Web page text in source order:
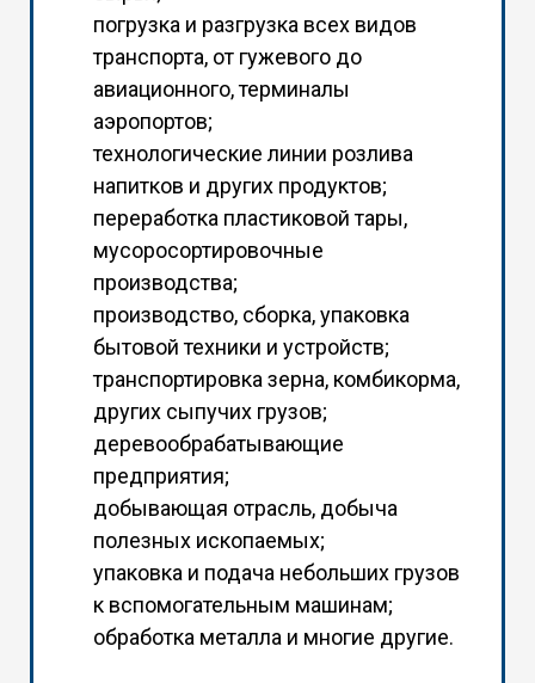
погрузка и разгрузка всех видов
транспорта, от гужевого до
авиационного, терминалы
аэропортов;
технологические линии розлива
напитков и других продуктов;
переработка пластиковой тары,
мусоросортировочные
производства;
производство, сборка, упаковка
бытовой техники и устройств;
транспортировка зерна, комбикорма,
других сыпучих грузов;
деревообрабатывающие
предприятия;
добывающая отрасль, добыча
полезных ископаемых;
упаковка и подача небольших грузов
к вспомогательным машинам;
обработка металла и многие другие.